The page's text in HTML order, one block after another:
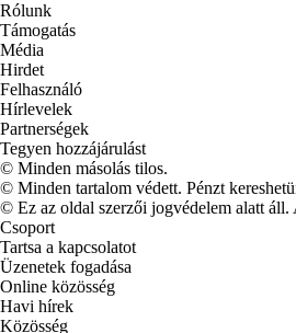
Rólunk
Támogatás
Média
Hirdet
Felhasználó
Hírlevelek
Partnerségek
Tegyen hozzájárulást
© Minden másolás tilos.
© Minden tartalom védett. Pénzt
© Ez az oldal szerzői jogvédelem alatt áll.
Csoport
Tartsa a kapcsolatot
Üzenetek fogadása
Online közösség
Havi hírek
Közösség